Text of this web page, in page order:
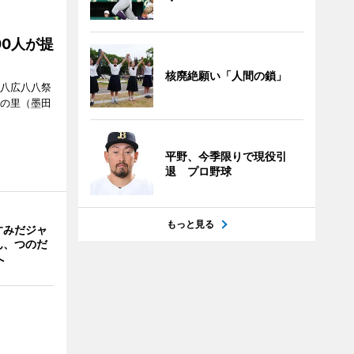
人が提
広八八祭
里（墨田
だジャ
つのだ
核廃絶願い「人間の鎖」
平野、今季限りで現役引
退 プロ野球
もっと見る